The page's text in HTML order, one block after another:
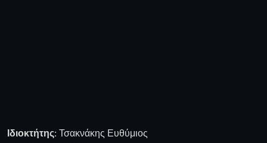
Ιδιοκτήτης: Τσακνάκης Ευθύμιος